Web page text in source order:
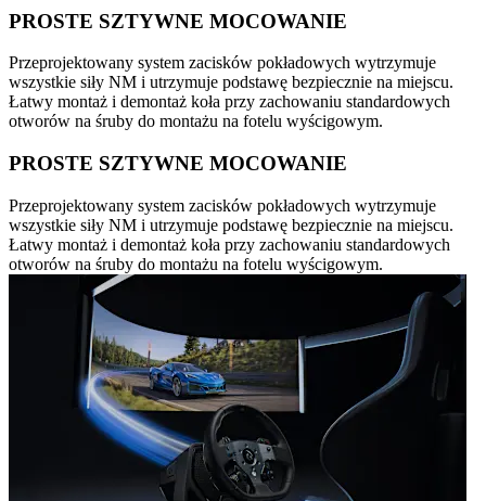
PROSTE SZTYWNE MOCOWANIE
Przeprojektowany system zacisków pokładowych wytrzymuje
wszystkie siły NM i utrzymuje podstawę bezpiecznie na miejscu.
Łatwy montaż i demontaż koła przy zachowaniu standardowych
otworów na śruby do montażu na fotelu wyścigowym.
PROSTE SZTYWNE MOCOWANIE
Przeprojektowany system zacisków pokładowych wytrzymuje
wszystkie siły NM i utrzymuje podstawę bezpiecznie na miejscu.
Łatwy montaż i demontaż koła przy zachowaniu standardowych
otworów na śruby do montażu na fotelu wyścigowym.